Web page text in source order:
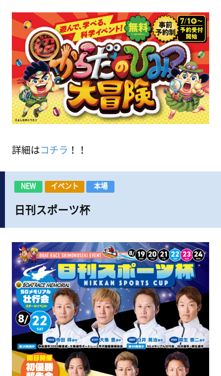
詳細は コチラ ！！
NEW イベント 本場
日刊スポーツ杯